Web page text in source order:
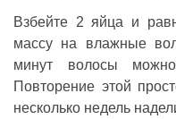
Взбейте 2 яйца и
массу на влажные
минут волосы
Повторение этой
несколько недель